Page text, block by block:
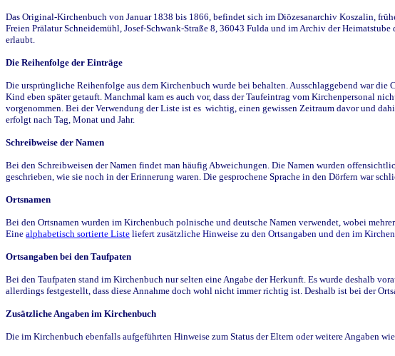
Das Original-Kirchenbuch von Januar 1838 bis 1866, befindet sich im Diözesanarchiv Koszalin,
Freien Prälatur Schneidemühl, Josef-Schwank-Straße 8, 36043 Fulda und im Archiv der
erlaubt.
Die Reihenfolge der Einträge
Die ursprüngliche Reihenfolge aus dem Kirchenbuch wurde bei behalten. Ausschlaggebend war
Kind eben später getauft. Manchmal kam es auch vor, dass der Taufeintrag vom Kirchenpersonal
vorgenommen. Bei der Verwendung der Liste ist es wichtig, einen gewissen Zeitraum davor und
erfolgt nach Tag, Monat und Jahr.
Schreibweise der Namen
Bei den Schreibweisen der Namen findet man häufig Abweichungen. Die Namen wurden
geschrieben, wie sie noch in der Erinnerung waren. Die gesprochene Sprache in den Dörfern war
Ortsnamen
Bei den Ortsnamen wurden im Kirchenbuch polnische und deutsche Namen verwendet, wobei
Eine alphabetisch sortierte Liste liefert zusätzliche Hinweise zu den Ortsangaben und den im
Ortsangaben bei den Taufpaten
Bei den Taufpaten stand im Kirchenbuch nur selten eine Angabe der Herkunft. Es wurde deshalb
allerdings festgestellt, dass diese Annahme doch wohl nicht immer richtig ist. Deshalb ist bei der
Zusätzliche Angaben im Kirchenbuch
Die im Kirchenbuch ebenfalls aufgeführten Hinweise zum Status der Eltern oder weitere Angaben